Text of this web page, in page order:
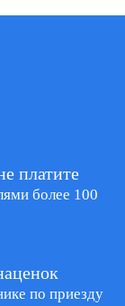
платите
более 100
по приезду